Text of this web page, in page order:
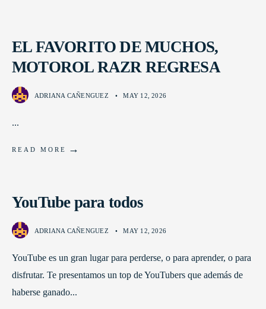
EL FAVORITO DE MUCHOS,
MOTOROL RAZR REGRESA
ADRIANA CAÑENGUEZ • MAY 12, 2026
...
READ MORE →
YouTube para todos
ADRIANA CAÑENGUEZ • MAY 12, 2026
YouTube es un gran lugar para perderse, o para aprender, o para
disfrutar. Te presentamos un top de YouTubers que además de
haberse ganado...